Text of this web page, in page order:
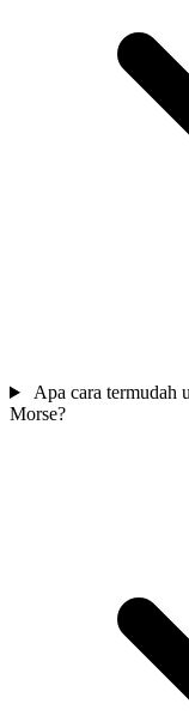
Apa cara termudah
Morse?